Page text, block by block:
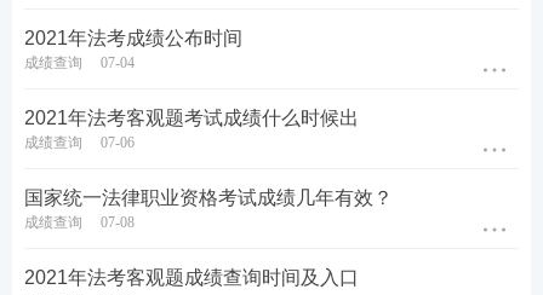
2021年法考成绩公布时间
成绩查询 07-04
2021年法考客观题考试成绩什么时候出
成绩查询 07-06
国家统一法律职业资格考试成绩几年有效？
成绩查询 07-08
2021年法考客观题成绩查询时间及入口